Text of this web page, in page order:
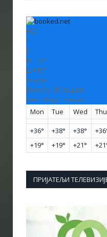
+32
°
C
H: +33°
L: +19°
Vranje
Sunday, 09 August
See 7-Day Forecast
Mon
Tue Wed Thu
+36° +38° +38° +
+19° +19° +21° +
ПРИЈАТЕЉИ